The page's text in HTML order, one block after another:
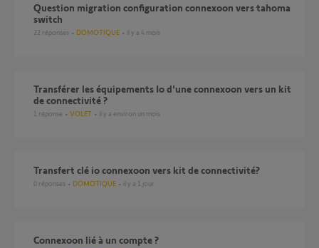
Question migration configuration connexoon vers tahoma
switch
22 réponses DOMOTIQUE il y a 4 mois
Transférer les équipements Io d'une connexoon vers un kit
de connectivité ?
1 réponse VOLET il y a environ un mois
transfert clé io connexoon vers kit de connectivité?
0 réponses DOMOTIQUE il y a 1 jour
Connexoon lié à un compte ?